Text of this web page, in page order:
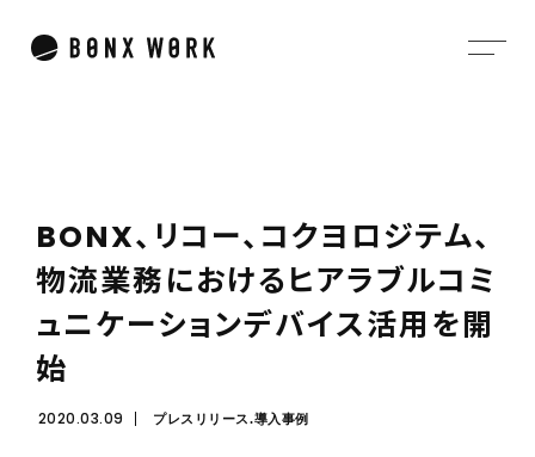
BONX、 リコ ー、 コクヨ ロジテム、
物流業務におけるヒアラブルコ ミ
ュニケーションデバイス活用 を開
始
2020.03.09 プレスリリース 導入事例